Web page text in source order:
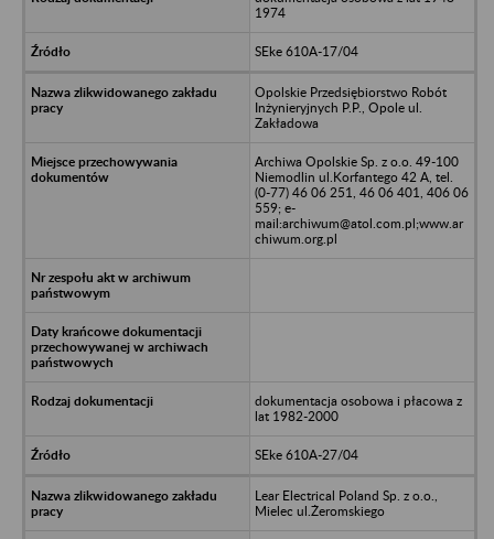
1974
SEke 610A-17/04
Opolskie Przedsiębiorstwo Robót
Inżynieryjnych P.P., Opole ul.
Zakładowa
Archiwa Opolskie Sp. z o.o. 49-100
Niemodlin ul.Korfantego 42 A, tel.
(0-77) 46 06 251, 46 06 401, 406 06
559; e-
mail:archiwum@atol.com.pl;www.ar
chiwum.org.pl
dokumentacja osobowa i płacowa z
lat 1982-2000
SEke 610A-27/04
Lear Electrical Poland Sp. z o.o.,
Mielec ul.Żeromskiego